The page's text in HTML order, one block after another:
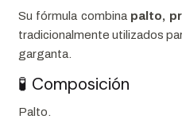
Su fórmula combina palto,
tradicionalmente utilizados
garganta.
🧪 Composición
Palto.